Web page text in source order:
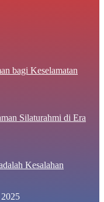
bagi Keselamatan
Silaturahmi di Era
Kesalahan